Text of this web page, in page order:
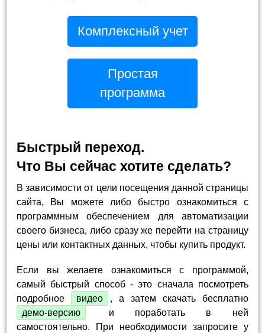
Комплексный учет
Простая
программа
Быстрый переход.
Что Вы сейчас хотите сделать?
В зависимости от цели посещения данной страницы
сайта, Вы можете либо быстро ознакомиться с
программным обеспечением для автоматизации
своего бизнеса, либо сразу же перейти на страницу
цены или контактных данных, чтобы купить продукт.
Если вы желаете ознакомиться с программой,
самый быстрый способ - это сначала посмотреть
подробное
видео
, а затем скачать бесплатно
демо-версию
и поработать в ней
самостоятельно. При необходимости запросите у